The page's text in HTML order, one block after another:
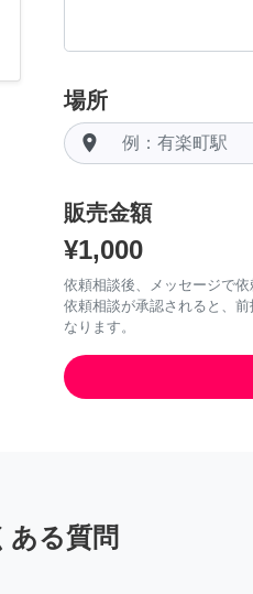
場所
room
販売金額
¥1,000
依頼相談後、メッセージで
依頼相談が承認されると、
なります。
ある質問